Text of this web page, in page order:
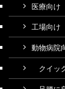
医療向け
工場向け
動物病院
クイッ